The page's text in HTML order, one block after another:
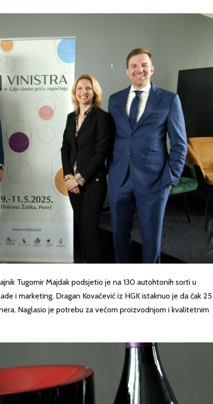
Tugomir Majdak podsjetio je na 130 autohtonih sorti u
i marketing. Dragan Kovačević iz HGK istaknuo je da čak 25
Naglasio je potrebu za većom proizvodnjom i kvalitetnim